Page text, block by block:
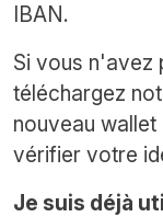
IBAN.
Si vous n'avez
téléchargez
nouveau
vérifier votre
Je suis déjà